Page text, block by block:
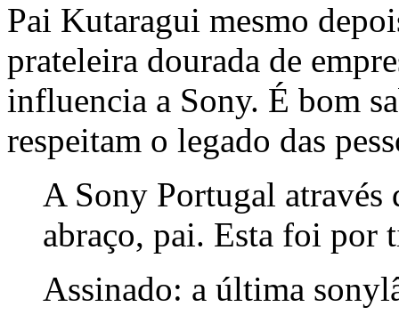
Pai Kutaragui mesmo
prateleira dourada de
influencia a Sony. É bom
respeitam o legado das
A Sony Portugal através
abraço, pai. Esta foi por
Assinado: a última